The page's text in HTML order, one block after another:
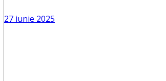
27 iunie 2025